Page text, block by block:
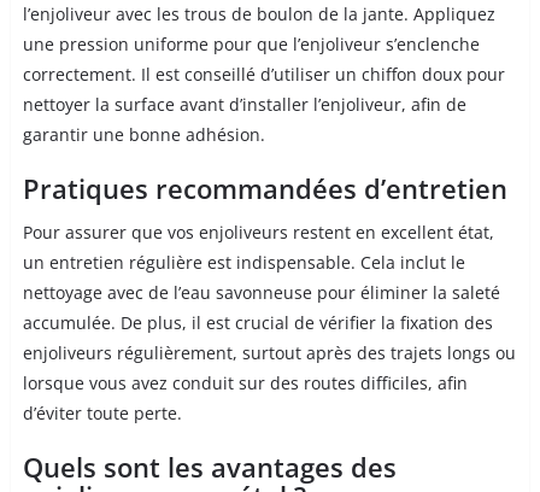
l’enjoliveur avec les trous de boulon de la jante. Appliquez
une pression uniforme pour que l’enjoliveur s’enclenche
correctement. Il est conseillé d’utiliser un chiffon doux pour
nettoyer la surface avant d’installer l’enjoliveur, afin de
garantir une bonne adhésion.
Pratiques recommandées d’entretien
Pour assurer que vos enjoliveurs restent en excellent état,
un entretien régulière est indispensable. Cela inclut le
nettoyage avec de l’eau savonneuse pour éliminer la saleté
accumulée. De plus, il est crucial de vérifier la fixation des
enjoliveurs régulièrement, surtout après des trajets longs ou
lorsque vous avez conduit sur des routes difficiles, afin
d’éviter toute perte.
Quels sont les avantages des